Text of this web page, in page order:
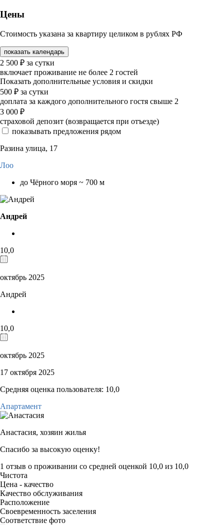
Цены
Стоимость указана за квартиру целиком в рублях РФ
показать календарь
2 500 ₽ за сутки
включает проживание не более 2 гостей
Показать дополнительные условия и скидки
500 ₽ за сутки
доплата за каждого дополнительного гостя свыше 2
3 000 ₽
страховой депозит (возвращается при отъезде)
показывать предложения рядом
Разина улица, 17
Лоо
до Чёрного моря ~ 700 м
Андрей
10,0
октябрь 2025
Андрей
10,0
октябрь 2025
17 октября 2025
Средняя оценка пользователя: 10,0
Апартамент
Анастасия, хозяин жилья
Спасибо за высокую оценку!
1 отзыв о проживании со средней оценкой 10,0 из 10,0
Чистота
Цена - качество
Качество обслуживания
Расположение
Своевременность заселения
Соответствие фото